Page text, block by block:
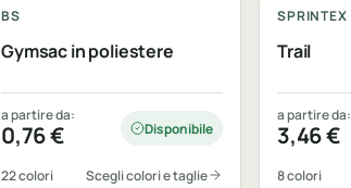
BS
Gymsac in poliestere
a partire da:
0,76€ Disponibile
22 colori Scegli colori e taglie
SPRINTEX
Trail
a partire da:
3,46€
8 colori